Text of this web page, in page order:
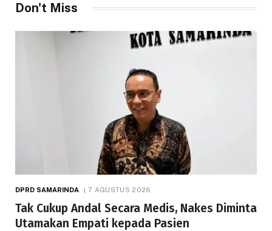
Don't Miss
DPRD SAMARINDA 7 AGUSTUS 2026
Tak Cukup Andal Secara Medis, Nakes Diminta
Utamakan Empati kepada Pasien